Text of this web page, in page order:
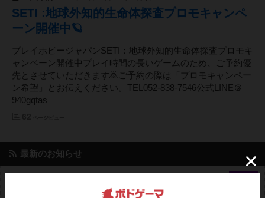
SETI :地球外知的生命体探査プロモキャンペ
ーン開催中🪐
プレイホビージャパンSETI：地球外知的生命体探査プロモキ
ャンペーン開催中プレイ時間の長いゲームのため、ご予約優
先とさせていただきます🙇ご予約の際は「プロモキャンペー
ン希望」とお伝えください。TEL052-838-7546公式LINE＠
940gqtas
最新のお知らせ